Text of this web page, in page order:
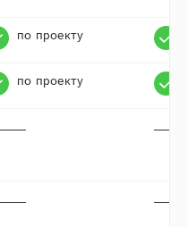
по проекту
по проекту